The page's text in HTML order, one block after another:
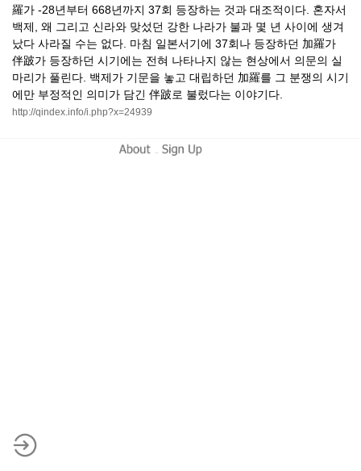
羅가 -28년부터 668년까지 37회 등장하는 것과 대조적이다. 혼자서
백제, 왜 그리고 신라와 맞섰던 강한 나라가 불과 몇 년 사이에 생겨
났다 사라질 수는 없다. 마침 일본서기에 37회나 등장하던 加羅가
伴跛가 등장하던 시기에는 전혀 나타나지 않는 현상에서 의문의 실
마리가 풀린다. 백제가 기문을 놓고 대립하던 加羅를 그 분쟁의 시기
에만 부정적인 의미가 담긴 伴跛로 불렀다는 이야기다.
http://qindex.info/i.php?x=24939
-